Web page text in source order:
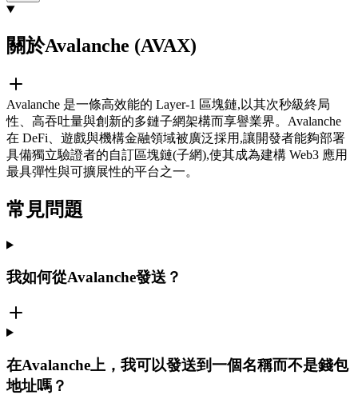
關於Avalanche (AVAX)
Avalanche 是一條高效能的 Layer-1 區塊鏈,以其次秒級終局
性、高吞吐量與創新的多鏈子網架構而享譽業界。Avalanche
在 DeFi、遊戲與機構金融領域被廣泛採用,讓開發者能夠部署
具備獨立驗證者的自訂區塊鏈(子網),使其成為建構 Web3 應用
最具彈性與可擴展性的平台之一。
常見問題
我如何從Avalanche發送？
在Avalanche上，我可以發送到一個名稱而不是錢包
地址嗎？